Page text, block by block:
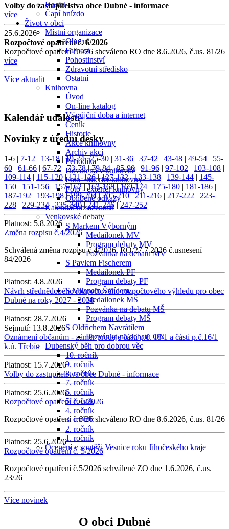
Kostel
Čapí hnízdo
Život v obci
Místní organizace
Obecní
Farnost
Pohostinství
Zdravotní středisko
Ostatní
Knihovna
Úvod
On-line katalog
Výpůjční doba a internet
Ceník
Historie
Akce knihovny
Archiv akcí
Periodika
Dovolená v knihovně
Foto - interiér knihovny
Foto - exteriér knihovny
Oblíbené odkazy
Kalendář obsazenosti
Venkovské debaty
S Markem Výborným
Medailonek MV
Program debaty MV
Pozvánka na debatu MV
S Pavlem Fischerem
Medailonek PF
Program debaty PF
S Milanem Šmídem
Medailonek MŠ
Pozvánka na debatu MŠ
Program debaty MŠ
S Oldřichem Navrátilem
Pozvánka na debatu ON
Dubenský běh pro dobrou věc
10. ročník
9. ročník
8. ročník
7. ročník
6. ročník
5. ročník
4. ročník
3. ročník
2. ročník
1. ročník
Ocenění v soutěži Vesnice roku Jihočeského kraje
Volby do zastupitelstva obce Dubné - informace
více
25.6.2026
Rozpočtové opatření č. 6/2026
Rozpočtové opatření č.6/26 shcváleno RO dne 8.6.2026, č.us. 81/26
více
Více aktualit
Kalendář událostí
Novinky z úřední desky
1-6 | 7-12 | 13-18 | 19-24|25-30 | 31-36 | 37-42 | 43-48 | 49-54 | 55-
60 | 61-66 | 67-72 |73-78|79-84|85-90| 91-96 | 97-102 | 103-108 |
109-114 | 115-120 |121-126|127-132|133-138 | 139-144 | 145-
150 | 151-156 | 157-162|163-168|169-174 | 175-180 | 181-186 |
187-192 | 193-198|199-204|205-210|211-216 | 217-222 | 223-
228 | 229-234|235-240|241-246|247-252 |
Platnost: 5.8.2026
Změna rozpisu č.4/2026
Schválená změna rozpisu č.4/2026, RO 27.7.2026 č.usnesení
84/2026
Platnost: 4.8.2026
Návrh střednědobého rozpočtového rozpočtového výhledu pro obec
Dubné na roky 2027 - 2028
Platnost: 28.7.2026
Sejmutí: 13.8.2026
Oznámení občanům - záměr prodeje části p.č. 18/1 a části p.č.16/1
k.ú. Třebín
Platnost: 15.7.2026
Volby do zastupitelstva obce Dubné - informace
Platnost: 25.6.2026
Rozpočtové opatření č. 6/2026
Rozpočtové opatření č.6/26 shcváleno RO dne 8.6.2026, č.us. 81/26
Platnost: 25.6.2026
Rozpočtové opatření č. 5/2026
Rozpočtové opatření č.5/2026 schválené ZO dne 1.6.2026, č.us.
23/26
Více novinek
O obci Dubné